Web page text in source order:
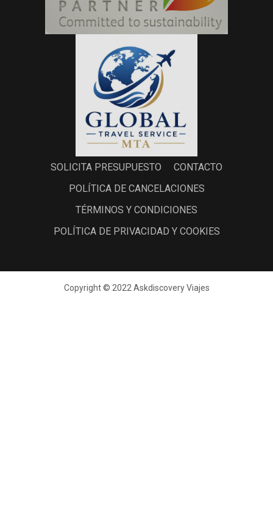
SOLICITA PRESUPUESTO
CONTACTO
POLÍTICA DE CANCELACIONES
TÉRMINOS Y CONDICIONES
POLÍTICA DE PRIVACIDAD Y COOKIES
Copyright © 2022 Askdiscovery Viajes